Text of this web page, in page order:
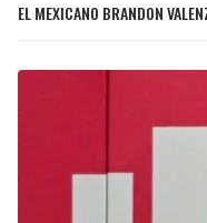
EL MEXICANO BRANDON